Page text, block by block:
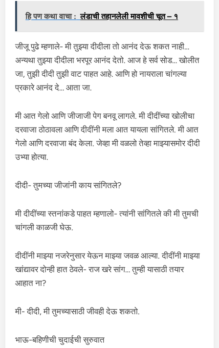
हि पण कथा वाचा : लंडाची तहानलेली मावशीची चूत – १
जीजू पुढे म्हणाले- मी तुझ्या दीदीला तो आनंद देऊ शकत नाही…
अन्यथा तुझ्या दीदीला भरपूर आनंद देतो. आज हे सर्व सोड… खोलीत
जा, तुझी दीदी तुझी वाट पाहत आहे. आणि हो नायराला चांगल्या
प्रकारे आनंद दे… आता जा.
मी आत गेलो आणि जीजाजी पेग बनवू लागले. मी दीदींच्या खोलीचा
दरवाजा ठोठावला आणि दीदींनी मला आत यायला सांगितले. मी आत
गेलो आणि दरवाजा बंद केला. जेव्हा मी वळलो तेव्हा माझ्यासमोर दीदी
उभ्या होत्या.
दीदी- तुमच्या जीजांनी काय सांगितले?
मी दीदींच्या स्तनांकडे पाहत म्हणालो- त्यांनी सांगितले की मी तुमची
चांगली काळजी घेऊ.
दीदींनी माझ्या नजरेनुसार येऊन माझ्या जवळ आल्या. दीदींनी माझ्या
खांद्यावर दोन्ही हात ठेवले- राज खरे सांग… तुम्ही यासाठी तयार
आहात ना?
मी- दीदी, मी तुमच्यासाठी जीवही देऊ शकतो.
भाऊ-बहिणीची चुदाईची सुरुवात